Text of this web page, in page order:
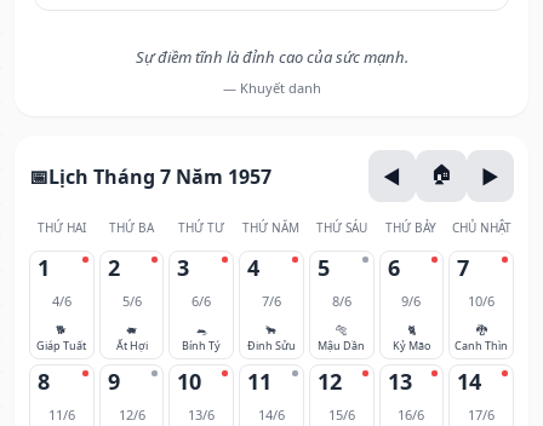
Sự điềm tĩnh là đỉnh cao của sức mạnh.
— Khuyết danh
Lịch Tháng 7 Năm 1957
THỨ HAI THỨ BA THỨ TƯ THỨ NĂM THỨ SÁU THỨ BẢY CHỦ NHẬT
1
4/6
🐕
Giáp Tuất
2
5/6
🐖
Ất Hợi
3
6/6
🐀
Bính Tý
4
7/6
🐂
Đinh Sửu
5
8/6
🐅
Mậu Dần
6
9/6
🐈
Kỷ Mão
7
10/6
🐉
Canh Thìn
8
11/6
9
12/6
10
13/6
11
14/6
12
15/6
13
16/6
14
17/6